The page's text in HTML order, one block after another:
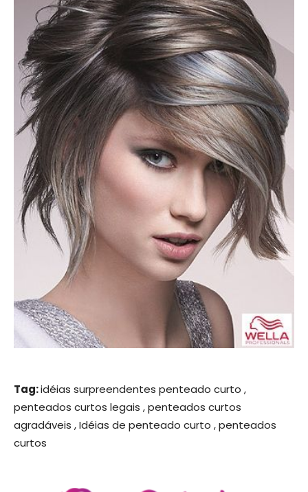
Tag:idéias surpreendentes penteado curto ,
penteados curtos legais , penteados curtos
agradáveis , Idéias de penteado curto , penteados
curtos